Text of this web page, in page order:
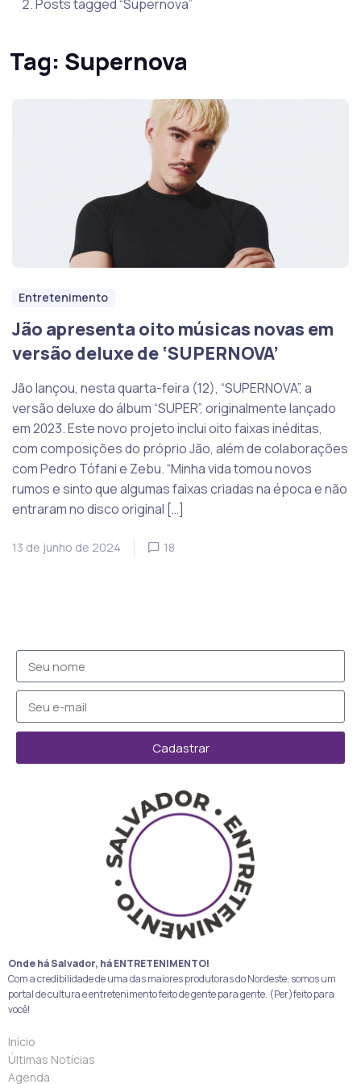
Posts tagged “Supernova”
Tag: Supernova
Entretenimento
Jão apresenta oito músicas novas em
versão deluxe de ‘SUPERNOVA’
Jão lançou, nesta quarta-feira (12), “SUPERNOVA”, a
versão deluxe do álbum “SUPER”, originalmente lançado
em 2023. Este novo projeto inclui oito faixas inéditas,
com composições do próprio Jão, além de colaborações
com Pedro Tófani e Zebu. “Minha vida tomou novos
rumos e sinto que algumas faixas criadas na época e não
entraram no disco original […]
13 de junho de 2024 18
Cadastrar
Onde há Salvador, há ENTRETENIMENTO!
Com a credibilidade de uma das maiores produtoras do Nordeste, somos um
portal de cultura e entretenimento feito de gente para gente. (Per)feito para
você!
Início
Últimas Notícias
Agenda